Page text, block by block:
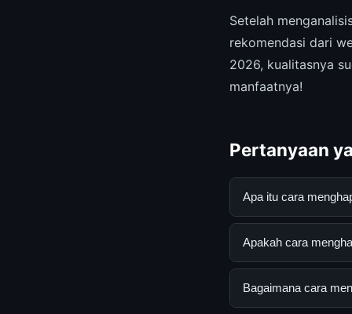
Setelah
rekomendasi dari
2026, kualitasnya
manfaatnya!
Pertanyaan
Apa itu cara
cara menghapus
resmi dan
Apakah cara
Ya, cara
Bagaimana cara